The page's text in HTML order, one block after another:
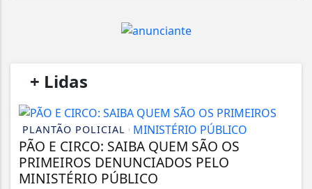
+ Lidas
PLANTÃO POLICIAL
PÃO E CIRCO: SAIBA QUEM SÃO OS
PRIMEIROS DENUNCIADOS PELO
MINISTÉRIO PÚBLICO